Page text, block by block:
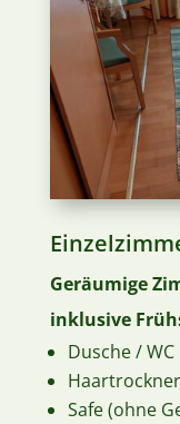
Geräumige
inklusive
Dusche / WC
Safe (ohne